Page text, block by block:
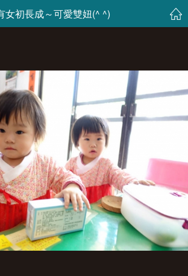
女初長成～可愛雙妞(^ ^)